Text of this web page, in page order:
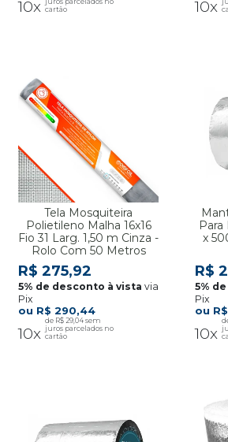
10x 10x
Tela Mosquiteira
Polietileno Malha 16x16
Fio 31 Larg. 1,50 m Cinza -
Rolo Com 50 Metros
R$ 290,44
10x
R$ 29,04
R$ 275,92
via
Pix
x
10x
R$
Pix